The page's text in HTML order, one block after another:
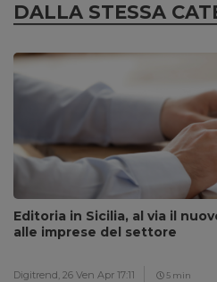
DALLA STESSA
Editoria in Sicilia, al via il
alle imprese del settore
Digitrend, 26 Ven Apr 17:11 5 min